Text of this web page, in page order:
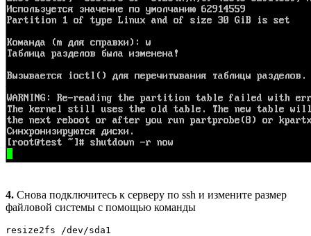
4. Снова подключитесь к серверу по ssh и измените размер
файловой системы с помощью команды
resize2fs /dev/sda1